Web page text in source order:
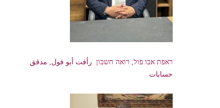
ראפת אבו פול, רואה חשבון رأفت أبو فول, مدقق
حسابات